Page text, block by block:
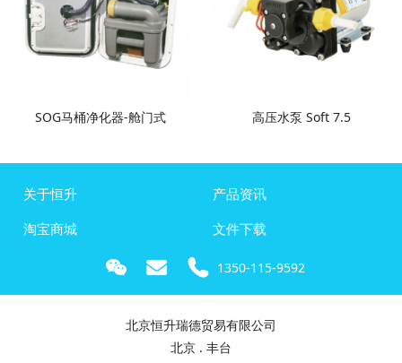
SOG马桶净化器-舱门式 高压水泵 Soft 7.5
关于恒升
产品资讯
淘宝商城
文件下载
1350-115-9592
北京恒升瑞德贸易有限公司
北京 . 丰台